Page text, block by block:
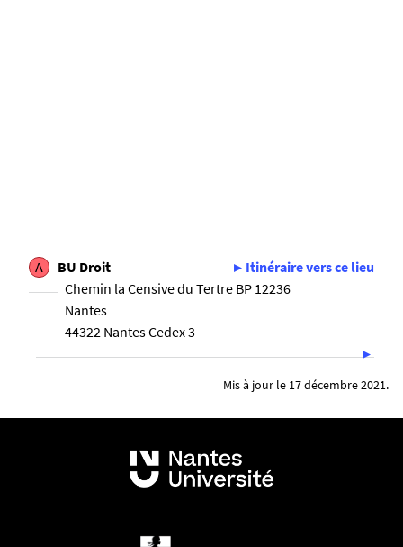
A Itinéraire vers ce lieu
BU Droit
Chemin la Censive du Tertre BP 12236
Nantes
44322 Nantes Cedex 3
Mis à jour le 17 décembre 2021.